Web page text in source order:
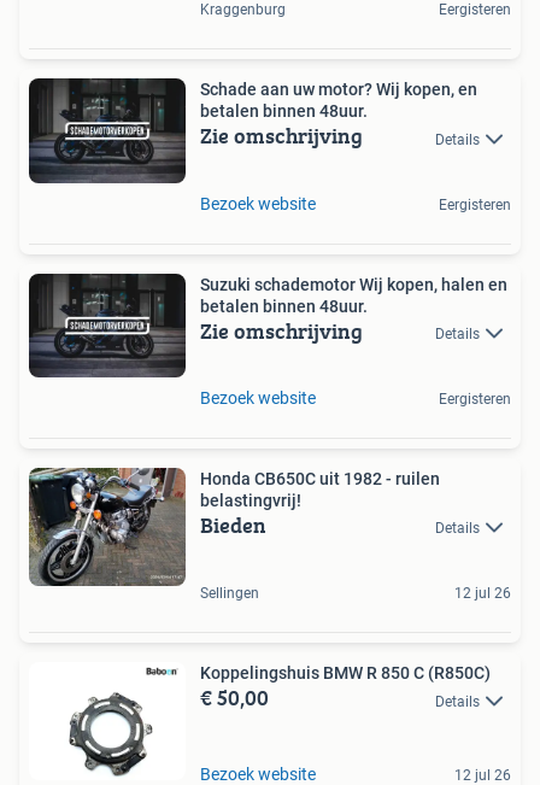
Kraggenburg Eergisteren
Schade aan uw motor? Wij kopen, en
betalen binnen 48uur.
Zie omschrijving Details
Bezoek website Eergisteren
Suzuki schademotor Wij kopen, halen en
betalen binnen 48uur.
Zie omschrijving Details
Bezoek website Eergisteren
Honda CB650C uit 1982 - ruilen
belastingvrij!
Bieden Details
Sellingen 12 jul 26
Koppelingshuis BMW R 850 C (R850C)
€ 50,00 Details
Bezoek website 12 jul 26